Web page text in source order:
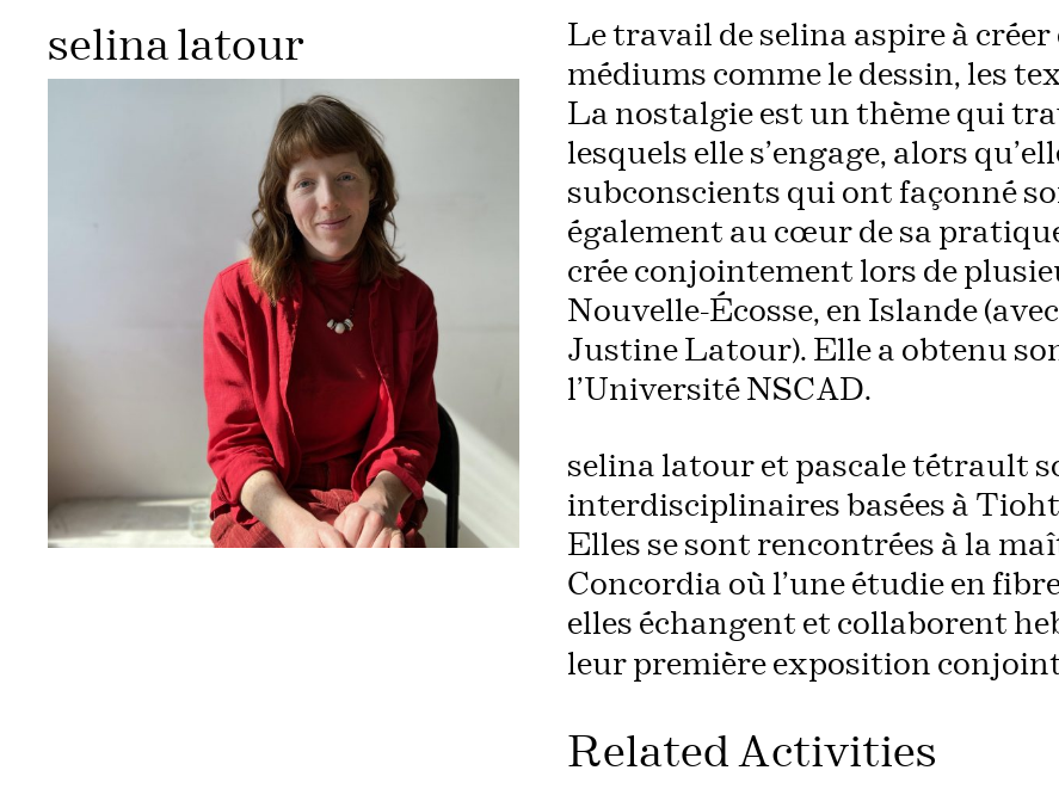
selina latour
Le travail de selina aspire à
médiums comme le dessin, les
La nostalgie est un thème qui
lesquels elle s’engage, alors
subconscients qui ont façonné
également au cœur de sa
crée conjointement lors de
Nouvelle-Écosse, en Islande
Justine Latour). Elle a obtenu
l’Université NSCAD.
selina latour et pascale tétrault
interdisciplinaires basées à
Elles se sont rencontrées à la
Concordia où l’une étudie en
elles échangent et collaborent
leur première exposition
Related Activities